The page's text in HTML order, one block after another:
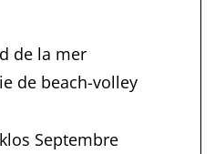
de la mer
de beach-volley
Septembre